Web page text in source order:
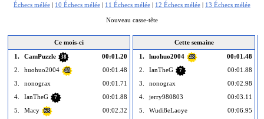
Échecs mélée | 10 Échecs mélée | 11 Échecs mélée | 12 Échecs mélée | 13 Échecs mélée
Nouveau casse-tête
Ce mois-ci
1.
CamPuzzle 38
00:01.20
2.
huohuo2004 48
00:01.48
3.
nonograx
00:01.71
4.
IanTheG 7
00:01.88
5.
Macy 63
00:02.32
Cette semaine
1.
huohuo2004 48
00:01.48
2.
IanTheG 7
00:01.88
3.
nonograx
00:02.98
4.
jerry980803
00:03.11
5.
Wudi8eLaoye
00:06.95